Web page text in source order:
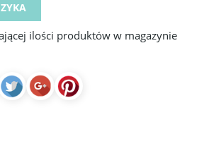
ilości produktów w magazynie